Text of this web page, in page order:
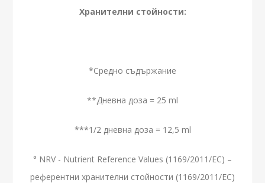
Хранителни стойности:
*Средно съдържание
**Дневна доза = 25 ml
***1/2 дневна доза = 12,5 ml
° NRV - Nutrient Reference Values (1169/2011/EC) –
референтни хранителни стойности (1169/2011/EC)